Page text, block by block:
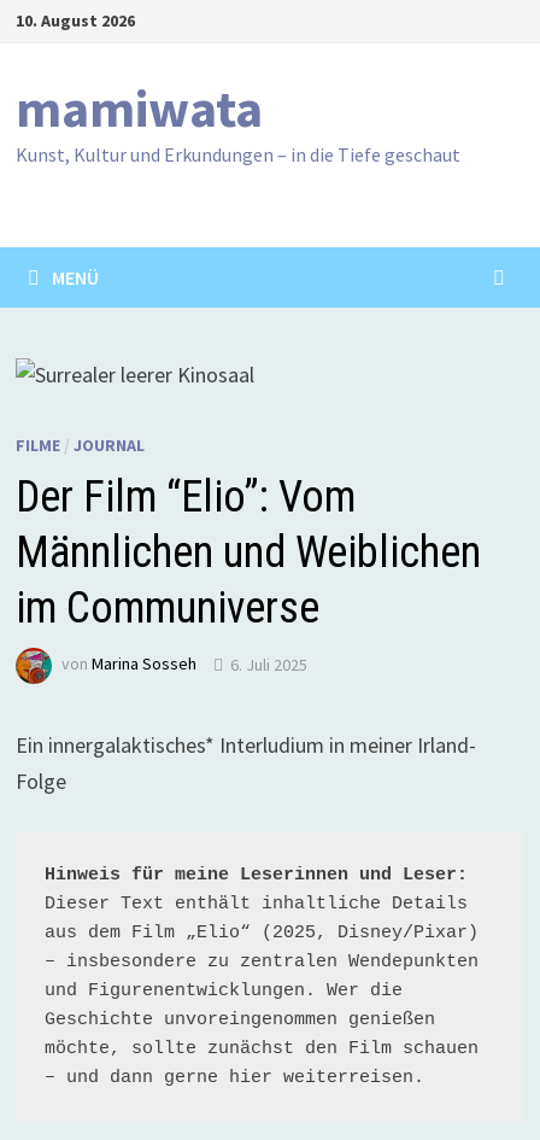
Zum10. August 2026
mamiwata
Kunst, Kultur und Erkundungen – in die Tiefe geschaut
MENÜ
FILME/ JOURNAL
Der Film “Elio”: Vom
Männlichen und Weiblichen
im Communiverse
von Marina Sosseh 6. Juli 2025
Ein innergalaktisches* Interludium in meiner Irland-
Folge
Hinweis für meine Leserinnen und Leser:
Dieser Text enthält inhaltliche Details
aus dem Film „Elio“ (2025, Disney/Pixar)
– insbesondere zu zentralen Wendepunkten
und Figurenentwicklungen. Wer die
Geschichte unvoreingenommen genießen
möchte, sollte zunächst den Film schauen
– und dann gerne hier weiterreisen.